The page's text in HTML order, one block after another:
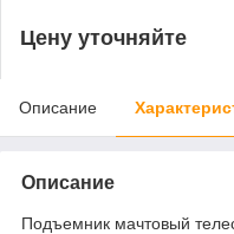
Цену уточняйте
Описание
Описание
Подъемник мачтовый